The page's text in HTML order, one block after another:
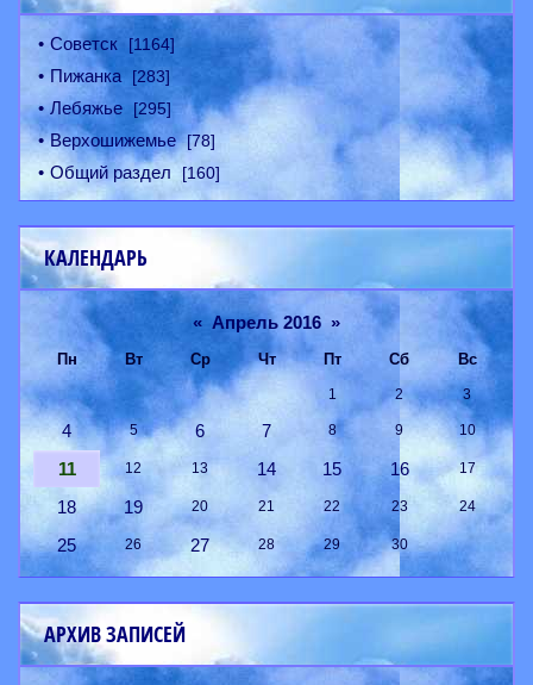
Советск [1164]
Пижанка [283]
Лебяжье [295]
Верхошижемье [78]
Общий раздел [160]
КАЛЕНДАРЬ
« Апрель 2016 »
Пн Вт Ср Чт Пт Сб Вс
1 2 3
4 5 6 7 8 9 10
11 12 13 14 15 16 17
18 19 20 21 22 23 24
25 26 27 28 29 30
АРХИВ ЗАПИСЕЙ